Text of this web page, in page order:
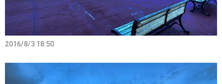
2016/8/3 18:50